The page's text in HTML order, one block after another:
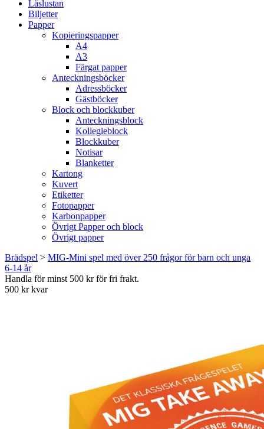
Läslustan
Biljetter
Papper
Kopieringspapper
A4
A3
Färgat papper
Anteckningsböcker
Adressböcker
Gästböcker
Block och blockkuber
Anteckningsblock
Kollegieblock
Blockkuber
Notisar
Blanketter
Kartong
Kuvert
Etiketter
Fotopapper
Karbonpapper
Övrigt Papper och block
Övrigt papper
Brädspel > MIG-Mini spel med över 250 frågor för barn och unga
6-14 år
Handla för minst 500 kr för fri frakt.
500 kr kvar